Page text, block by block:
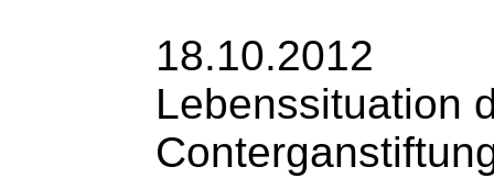
18.10.2012
Lebenssituation